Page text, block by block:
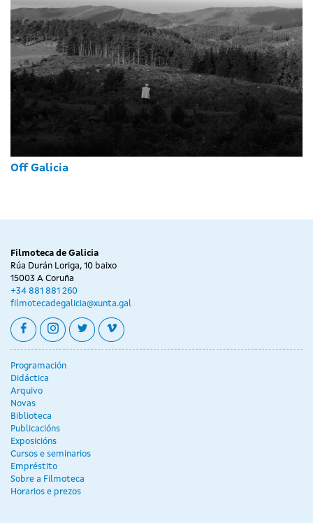
Off Galicia
Filmoteca de Galicia
Rúa Durán Loriga, 10 baixo
15003 A Coruña
+34 881 881 260
filmotecadegalicia@xunta.gal
facebookinstagram
twittervimeo
Programación
Didáctica
Arquivo
Novas
Biblioteca
Publicacións
Exposicións
Cursos e seminarios
Empréstito
Sobre a Filmoteca
Horarios e prezos